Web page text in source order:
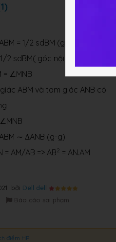
= 1/2 sdBM (góc tạo bởi
2 sdBM( góc nội tiếp chắn
= ∠MNB
ABM và tam giác ANB có:
∼ ΔANB (g-g)
= AM/AB => AB2 = AN.AM
bởi Dell dell
Báo cáo sai phạm
điểm HP